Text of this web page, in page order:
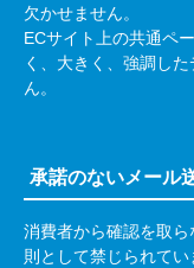
欠かせません。
ECサイト上の共通ペ
く、大きく、強調し
ん。
承諾のないメール
消費者から確認を取
則として禁じられてい